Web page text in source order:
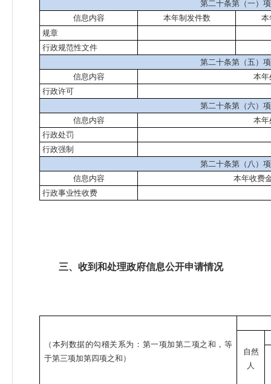
第二十条第（一）项
信息内容
本年制发件数
本
规章
行政规范性文件
第二十条第（五）项
信息内容
本年
行政许可
第二十条第（六）项
信息内容
本年
行政处罚
行政强制
第二十条第（八）项
信息内容
本年收费
行政事业性收费
三、收到和处理政府信息公开申请情况
（本列数据的勾稽关系为：第一项加第二项之和，等
于第三项加第四项之和）
自然
人